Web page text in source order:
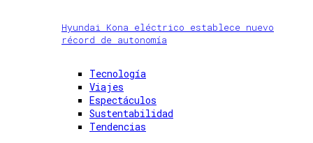
Hyundai Kona eléctrico establece nuevo
récord de autonomía
Tecnología
Viajes
Espectáculos
Sustentabilidad
Tendencias